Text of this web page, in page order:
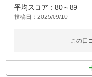
平均スコア：80～89
投稿日：2025/09/10
この口